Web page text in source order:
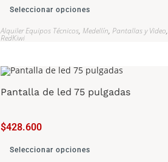
Seleccionar opciones
Alquiler Equipos Técnicos, Medellín, Pantallas y Video,
RedKiwi
Pantalla de led 75 pulgadas
$428.600
Seleccionar opciones